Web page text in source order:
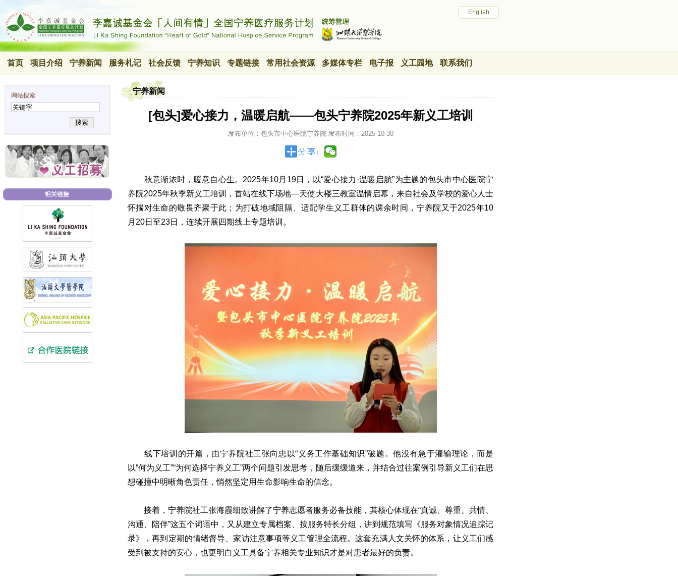
首页 项目介绍 宁养新闻 服务札记 社会反馈 宁养知识 专题链接 常用社会资源 多媒体专栏 电子报 义工园地 联系我们
网站搜索
搜索
宁养新闻
[包头]爱心接力，温暖启航——包头宁养院2025年新义工培训
发布单位：包头市中心医院宁养院 发布时间： 2025-10-30
秋意渐浓时，暖意自心生。2025年10月19日，以“爱心接力·温暖启航”为主题的包头市中心医院宁
养院2025年秋季新义工培训，首站在线下场地—天使大楼三教室温情启幕，来自社会及学校的爱心人士
怀揣对生命的敬畏齐聚于此；为打破地域阻隔、适配学生义工群体的课余时间，宁养院又于2025年10
月20日至23日，连续开展四期线上专题培训。
线下培训的开篇，由宁养院社工张向忠以“义务工作基础知识”破题。他没有急于灌输理论，而是
以“何为义工”“为何选择宁养义工”两个问题引发思考，随后缓缓道来，并结合过往案例引导新义工们在思
想碰撞中明晰角色责任，悄然坚定用生命影响生命的信念。
接着，宁养院社工张海霞细致讲解了宁养志愿者服务必备技能，其核心体现在“真诚、尊重、共情、
沟通、陪伴”这五个词语中，又从建立专属档案、按服务特长分组，讲到规范填写《服务对象情况追踪记
录》，再到定期的情绪督导、家访注意事项等义工管理全流程。这套充满人文关怀的体系，让义工们感
受到被支持的安心，也更明白义工具备宁养相关专业知识才是对患者最好的负责。